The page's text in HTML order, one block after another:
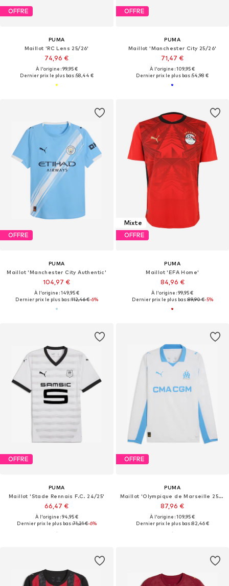
OFFRE
PUMA
Maillot 'RC Lens 25/26'
74,96 €
À l'origine : 99,95 €
Dernier prix le plus bas :58,44 €
OFFRE
PUMA
Maillot 'Manchester City 25/26'
71,47 €
À l'origine : 109,95 €
Dernier prix le plus bas :54,98 €
OFFRE
PUMA
Maillot 'Manchester City Authentic'
104,97 €
À l'origine : 149,95 €
Dernier prix le plus bas :112,46 €-6%
Mixte
OFFRE
PUMA
Maillot 'EFA Home'
84,96 €
À l'origine : 99,95 €
Dernier prix le plus bas :89,90 €-5%
OFFRE
PUMA
Maillot 'Stade Rennais F.C. 24/25'
66,47 €
À l'origine : 94,95 €
Dernier prix le plus bas :71,21 €-6%
OFFRE
PUMA
Maillot 'Olympique de Marseille 25/26'
87,96 €
À l'origine : 109,95 €
Dernier prix le plus bas :82,46 €